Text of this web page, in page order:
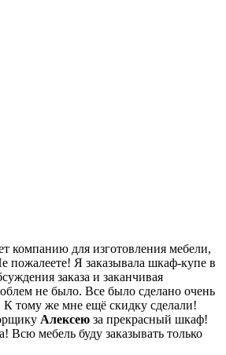
компанию для изготовления мебели,
пожалеете! Я заказывала шкаф-купе в
заказа и заканчивая
не было. Все было сделано очень
К тому же мне ещё скидку сделали!
Алексею за прекрасный шкаф!
Всю мебель буду заказывать только